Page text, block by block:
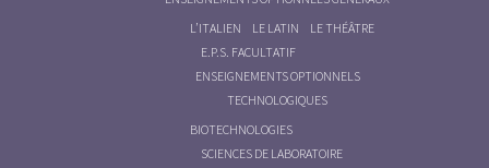
L’ITALIEN
LE LATIN
LE THÉÂTRE
E.P.S. FACULTATIF
ENSEIGNEMENTS OPTIONNELS
TECHNOLOGIQUES
BIOTECHNOLOGIES
SCIENCES DE LABORATOIRE